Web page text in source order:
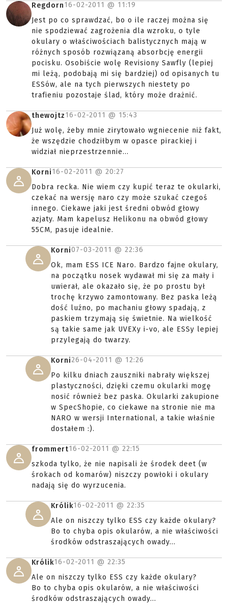
Regdorn16-02-2011 @ 11:19
Jest po co sprawdzać, bo o ile raczej można się
nie spodziewać zagrożenia dla wzroku, o tyle
okulary o właściwościach balistycznych mają w
różnych sposób rozwiązaną absorbcję energii
pocisku. Osobiście wolę Revisiony Sawfly (lepiej
mi leżą, podobają mi się bardziej) od opisanych tu
ESSów, ale na tych pierwszych niestety po
trafieniu pozostaje ślad, który może drażnić.
thewojtz16-02-2011 @ 15:43
Już wolę, żeby mnie zirytowało wgniecenie niż fakt,
że wszędzie chodziłbym w opasce pirackiej i
widział nieprzestrzennie...
Korni16-02-2011 @ 20:27
Dobra recka. Nie wiem czy kupić teraz te okularki,
czekać na wersję naro czy może szukać czegoś
innego. Ciekawe jaki jest średni obwód głowy
azjaty. Mam kapelusz Helikonu na obwód głowy
55CM, pasuje idealnie.
Korni07-03-2011 @ 22:36
Ok, mam ESS ICE Naro. Bardzo fajne okulary,
na początku nosek wydawał mi się za mały i
uwierał, ale okazało się, że po prostu był
trochę krzywo zamontowany. Bez paska leżą
dość luźno, po machaniu głowy spadają, z
paskiem trzymają się świetnie. Na wielkość
są takie same jak UVEXy i-vo, ale ESSy lepiej
przylegają do twarzy.
Korni26-04-2011 @ 12:26
Po kilku dniach zauszniki nabrały większej
plastyczności, dzięki czemu okularki mogę
nosić również bez paska. Okularki zakupione
w SpecShopie, co ciekawe na stronie nie ma
NARO w wersji International, a takie właśnie
dostałem :).
frommert16-02-2011 @ 22:15
szkoda tylko, że nie napisali że środek deet (w
śrokach od komarów) niszczy powłoki i okulary
nadają się do wyrzucenia.
Królik16-02-2011 @ 22:35
Ale on niszczy tylko ESS czy każde okulary?
Bo to chyba opis okularów, a nie właściwości
środków odstraszających owady...
Królik16-02-2011 @ 22:35
Ale on niszczy tylko ESS czy każde okulary?
Bo to chyba opis okularów, a nie właściwości
środków odstraszających owady...